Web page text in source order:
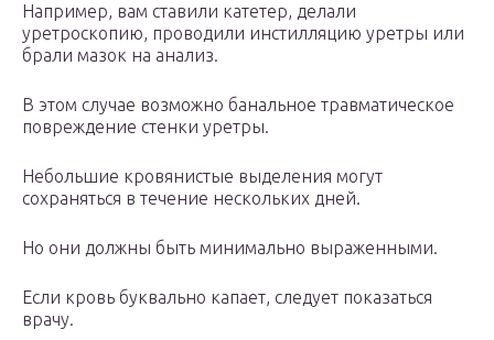
Например, вам ставили катетер, делали
уретроскопию, проводили инстилляцию уретры или
брали мазок на анализ.
В этом случае возможно банальное травматическое
повреждение стенки уретры.
Небольшие кровянистые выделения могут
сохраняться в течение нескольких дней.
Но они должны быть минимально выраженными.
Если кровь буквально капает, следует показаться
врачу.